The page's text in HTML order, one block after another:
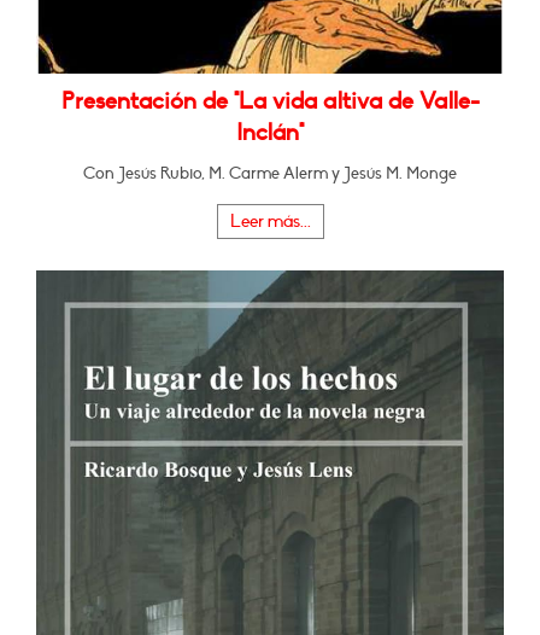
Presentación de "La vida altiva de Valle-
Inclán"
Con Jesús Rubio, M. Carme Alerm y Jesús M. Monge
Leer más...